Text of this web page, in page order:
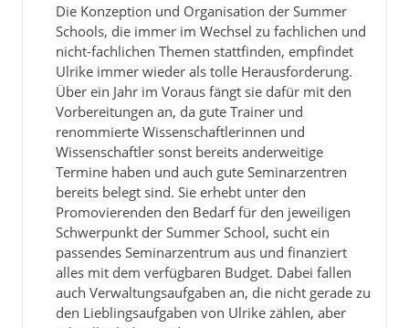
Die Konzeption und Organisation der Summer
Schools, die immer im Wechsel zu fachlichen und
nicht-fachlichen Themen stattfinden, empfindet
Ulrike immer wieder als tolle Herausforderung.
Über ein Jahr im Voraus fängt sie dafür mit den
Vorbereitungen an, da gute Trainer und
renommierte Wissenschaftlerinnen und
Wissenschaftler sonst bereits anderweitige
Termine haben und auch gute Seminarzentren
bereits belegt sind. Sie erhebt unter den
Promovierenden den Bedarf für den jeweiligen
Schwerpunkt der Summer School, sucht ein
passendes Seminarzentrum aus und finanziert
alles mit dem verfügbaren Budget. Dabei fallen
auch Verwaltungsaufgaben an, die nicht gerade zu
den Lieblingsaufgaben von Ulrike zählen, aber